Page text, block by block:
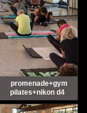
promenade+gym
pilates+nikon d4